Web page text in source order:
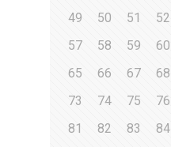
49
50 51 52
57
58 59 60
65
66 67 68
73
74 75 76
81
82 83 84